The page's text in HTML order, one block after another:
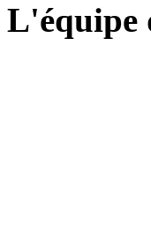
L'équipe